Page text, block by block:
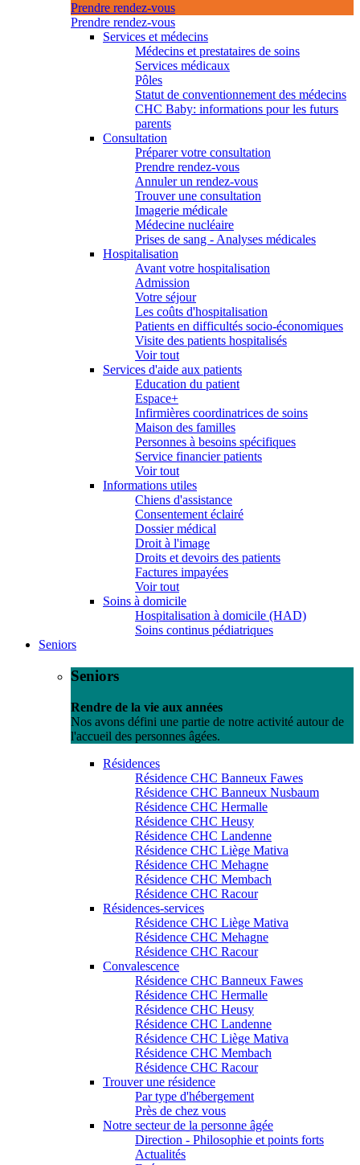
Prendre rendez-vous
Prendre rendez-vous
Services et médecins
Médecins et prestataires de soins
Services médicaux
Pôles
Statut de conventionnement des médecins
CHC Baby: informations pour les futurs
parents
Consultation
Préparer votre consultation
Prendre rendez-vous
Annuler un rendez-vous
Trouver une consultation
Imagerie médicale
Médecine nucléaire
Prises de sang - Analyses médicales
Hospitalisation
Avant votre hospitalisation
Admission
Votre séjour
Les coûts d'hospitalisation
Patients en difficultés socio-économiques
Visite des patients hospitalisés
Voir tout
Services d'aide aux patients
Education du patient
Espace+
Infirmières coordinatrices de soins
Maison des familles
Personnes à besoins spécifiques
Service financier patients
Voir tout
Informations utiles
Chiens d'assistance
Consentement éclairé
Dossier médical
Droit à l'image
Droits et devoirs des patients
Factures impayées
Voir tout
Soins à domicile
Hospitalisation à domicile (HAD)
Soins continus pédiatriques
Seniors
Seniors
Rendre de la vie aux années
Nos avons défini une partie de notre activité autour de
l'accueil des personnes âgées.
Résidences
Résidence CHC Banneux Fawes
Résidence CHC Banneux Nusbaum
Résidence CHC Hermalle
Résidence CHC Heusy
Résidence CHC Landenne
Résidence CHC Liège Mativa
Résidence CHC Mehagne
Résidence CHC Membach
Résidence CHC Racour
Résidences-services
Résidence CHC Liège Mativa
Résidence CHC Mehagne
Résidence CHC Racour
Convalescence
Résidence CHC Banneux Fawes
Résidence CHC Hermalle
Résidence CHC Heusy
Résidence CHC Landenne
Résidence CHC Liège Mativa
Résidence CHC Membach
Résidence CHC Racour
Trouver une résidence
Par type d'hébergement
Près de chez vous
Notre secteur de la personne âgée
Direction - Philosophie et points forts
Actualités